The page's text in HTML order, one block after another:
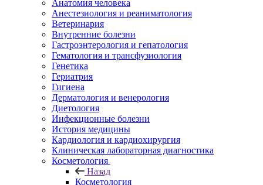
Анатомия человека
Анестезиология и реаниматология
Ветеринария
Внутренние болезни
Гастроэнтерология и гепатология
Гематология и трансфузиология
Генетика
Гериатрия
Гигиена
Дерматология и венерология
Диетология
Инфекционные болезни
История медицины
Кардиология и кардиохирургия
Клиническая лабораторная диагностика
Косметология
Назад
Косметология